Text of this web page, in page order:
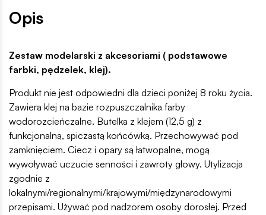
Opis
Zestaw modelarski z akcesoriami ( podstawowe
farbki, pędzelek, klej).
Produkt nie jest odpowiedni dla dzieci poniżej 8 roku życia.
Zawiera klej na bazie rozpuszczalnika farby
wodorozcieńczalne. Butelka z klejem (12,5 g) z
funkcjonalną, spiczastą końcówką. Przechowywać pod
zamknięciem. Ciecz i opary są łatwopalne, mogą
wywoływać uczucie senności i zawroty głowy. Utylizacja
zgodnie z
lokalnymi/regionalnymi/krajowymi/międzynarodowymi
przepisami. Używać pod nadzorem osoby dorosłej. Przed